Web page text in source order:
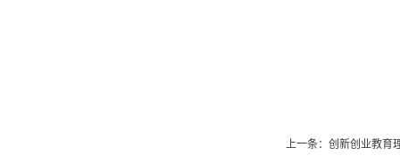
上一条：创新创业教育